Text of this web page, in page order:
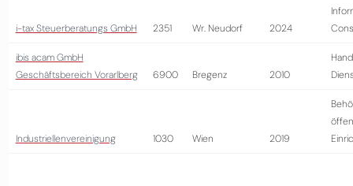
i-tax Steuerberatungs GmbH 2351 Wr. Neudorf 2024
ibis acam GmbH
Geschäftsbereich Vorarlberg
6900 Bregenz 2010
Industriellenvereinigung 1030 Wien 2019